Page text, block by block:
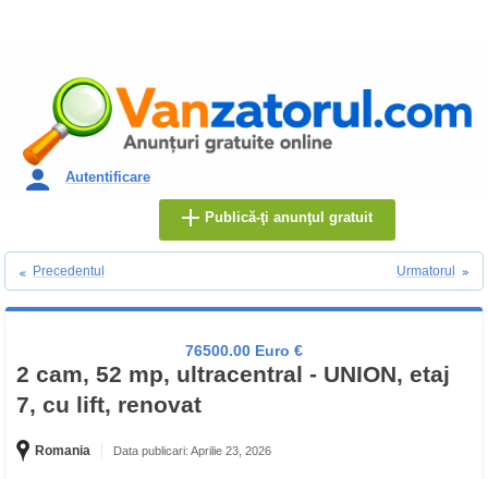
Autentificare
Publică-ţi anunţul gratuit
Precedentul Urmatorul
76500.00 Euro €
2 cam, 52 mp, ultracentral - UNION, etaj
7, cu lift, renovat
Romania Data publicari: Aprilie 23, 2026